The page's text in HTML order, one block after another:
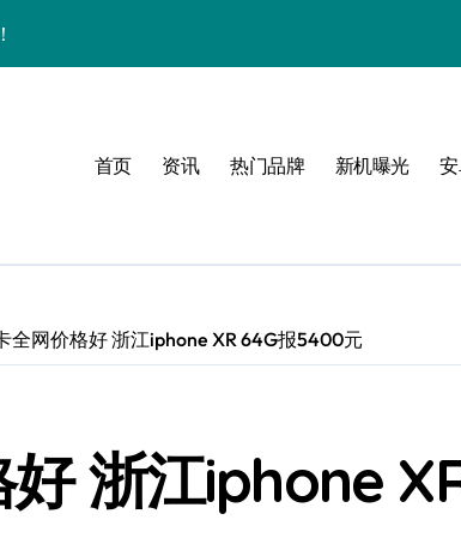
尚来了！
一键解锁高级感
点亮三星新视界
流无限可能
，尽享炫美新体验
主题潮爆了
首页 资讯 热门品牌 新机曝光
全网价格好 浙江iphone XR 64G报5400元
浙江iphone